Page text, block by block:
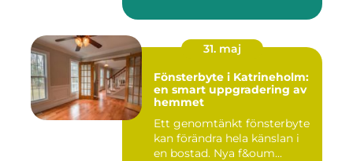
31. maj
Fönsterbyte i Katrineholm:
en smart uppgradering av
hemmet
Ett genomtänkt fönsterbyte
kan förändra hela känslan i
en bostad. Nya f&oum...